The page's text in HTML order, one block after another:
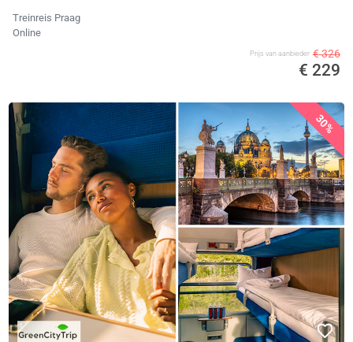
Treinreis Praag
Online
Prijs van aanbieder € 326
€ 229
30%